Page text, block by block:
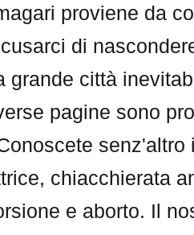
proviene da
di
grande città
pagine sono
chiacchierata
e aborto. Il